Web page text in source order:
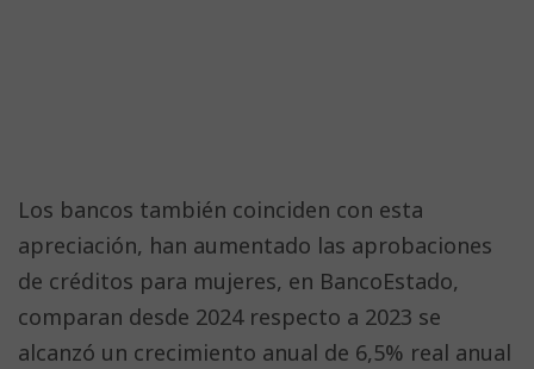
Los bancos también coinciden con esta
apreciación, han aumentado las aprobaciones
de créditos para mujeres, en BancoEstado,
comparan desde 2024 respecto a 2023 se
alcanzó un crecimiento anual de 6,5% real anual